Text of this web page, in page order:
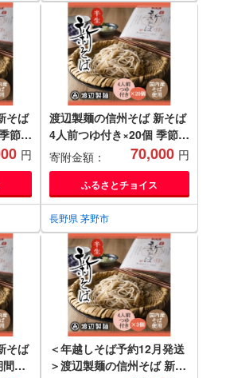
そば
節限
八ヶ
】
円
渡辺製麺の信州そば 新そば
4人前つゆ付き×20個 季節限
定 国産そば粉使用 信州八ヶ
岳よりお届け【1655002】
寄附金額： 70,000 円
ふるさとチョイス
長野県 茅野市
そば
限
＜年越しそば予約12月発送
＞渡辺製麺の信州そば 新そ